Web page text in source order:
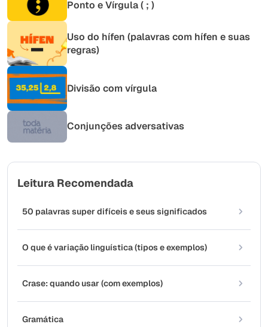
Ponto e Vírgula ( ; )
Uso do hífen (palavras com hífen e suas
regras)
Divisão com vírgula
Conjunções adversativas
Leitura Recomendada
50 palavras super difíceis e seus significados
O que é variação linguística (tipos e exemplos)
Crase: quando usar (com exemplos)
Gramática